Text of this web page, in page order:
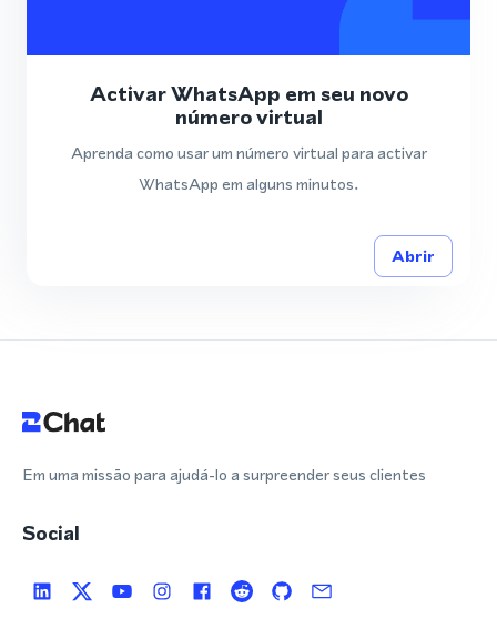
Activar WhatsApp em seu novo
número virtual
Aprenda como usar um número virtual para activar
WhatsApp em alguns minutos.
Abrir
Em uma missão para ajudá-lo a surpreender seus clientes
Social